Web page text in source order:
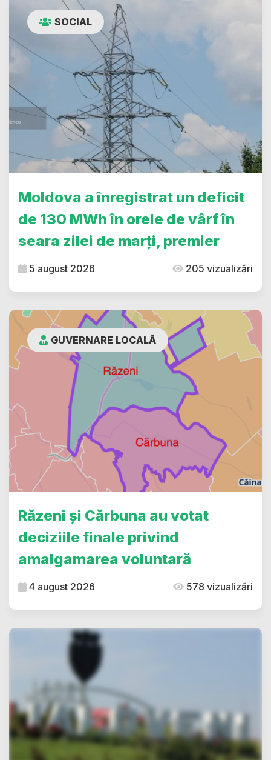
SOCIAL
Moldova a înregistrat un deficit
de 130 MWh în orele de vârf în
seara zilei de marți, premier
5 august 2026 205 vizualizări
GUVERNARE LOCALĂ
Răzeni și Cărbuna au votat
deciziile finale privind
amalgamarea voluntară
4 august 2026 578 vizualizări